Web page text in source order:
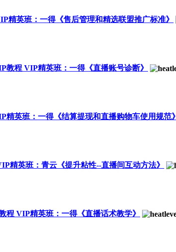
精英班：一得《售后管理和精选联盟推广标准》
教程 VIP精英班：一得《直播账号诊断》
精英班：一得《结算提现和直播购物车使用规范》
精英班：青云《提升粘性--直播间互动方法》
程 VIP精英班：一得《直播话术教学》